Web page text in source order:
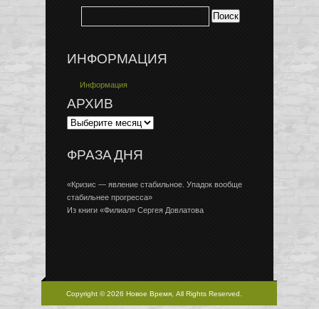
ИНФОРМАЦИЯ
Информация
АРХИВ
ФРАЗА ДНЯ
«Кризис — явление стабильное. Упадок вообще
стабильнее прогресса»
Из книги «Филиал» Сергея Довлатова
Copyright © 2026 Новое Время, All Rights Reserved.